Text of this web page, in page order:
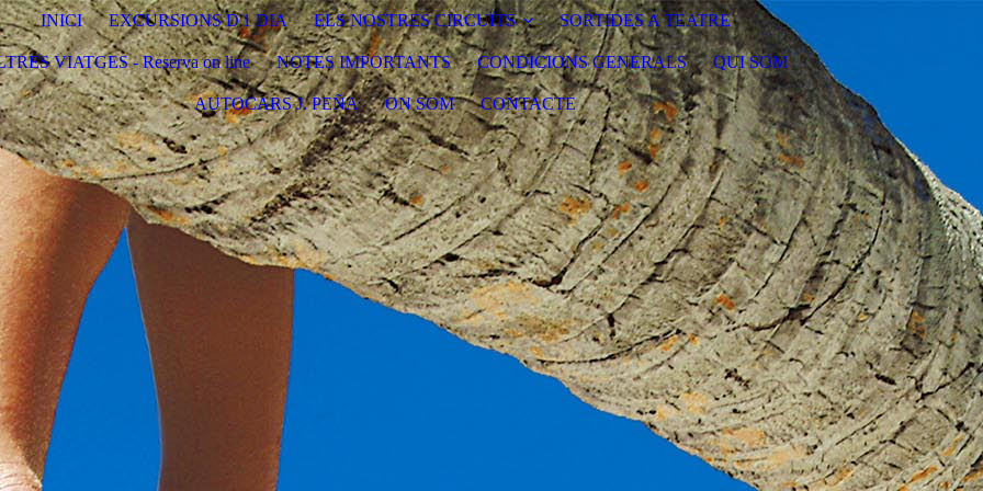
INICI EXCURSIONS D'1 DIA ELS NOSTRES CIRCUÏTS SORTIDES A TEATRE
VIATGES - Reserva on line NOTES IMPORTANTS CONDICIONS GENERALS QUI SOM
AUTOCARS J. PEÑA ON SOM CONTACTE